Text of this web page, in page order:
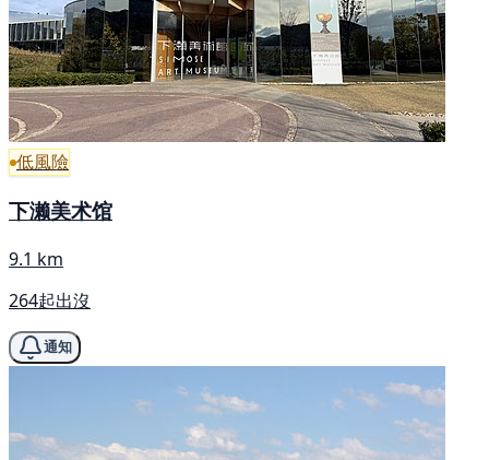
低風險
下濑美术馆
9.1 km
264起出沒
通知